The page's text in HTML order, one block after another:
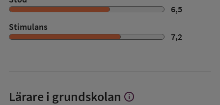
6,5
Stimulans
7,2
Lärare i grundskolan Visa
info